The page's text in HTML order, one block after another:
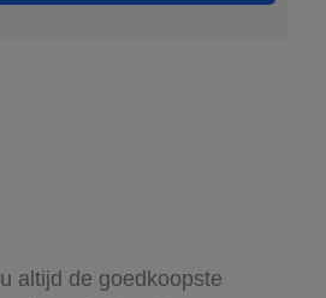
altijd de goedkoopste